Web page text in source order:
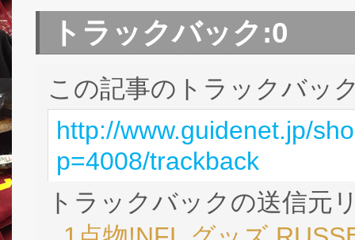
トラックバック:0
この記事のトラックバッ
http://www.guidenet.jp/
p=4008/trackback
トラックバックの送信元